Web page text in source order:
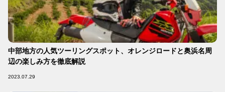
中部地方の人気ツーリングスポット、オレンジロードと奥浜名周
辺の楽しみ方を徹底解説
2023.07.29